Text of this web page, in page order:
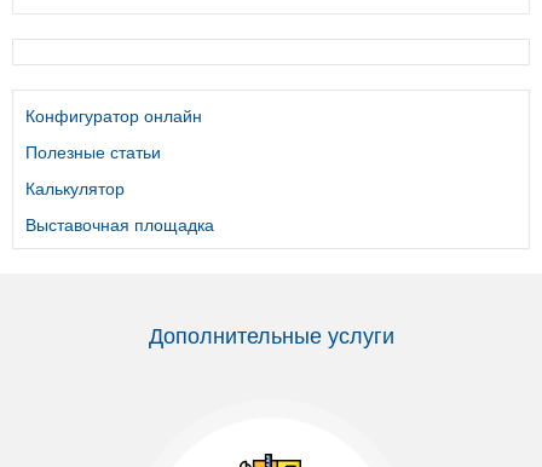
Конфигуратор онлайн
Полезные статьи
Калькулятор
Выставочная площадка
Дополнительные услуги